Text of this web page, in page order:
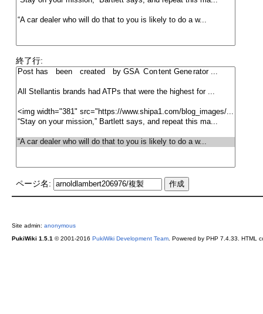
終了行:
ページ名:
Site admin: anonymous
PukiWiki 1.5.1 © 2001-2016 PukiWiki Development Team. Powered by PHP 7.4.33. HTML